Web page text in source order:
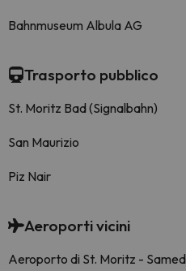
Bahnmuseum Albula AG
Trasporto pubblico
St. Moritz Bad (Signalbahn)
San Maurizio
Piz Nair
Aeroporti vicini
Aeroporto di St. Moritz -